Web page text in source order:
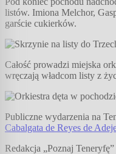
listów. Imiona Melchor,
garście cukierków.
Całość prowadzi miejska
wręczają władcom listy z
Publiczne wydarzenia na
Cabalgata de Reyes de
Redakcja „Poznaj Teneryfę”